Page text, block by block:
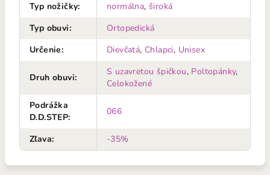
Typ nožičky: normálna, široká
Typ obuvi:
Ortopedická
Určenie: Dievčatá, Chlapci, Unisex
Druh obuvi:
S uzavretou špičkou, Poltopánky,
Celokožené
Podrážka
D.D.STEP:
066
Zľava: -35%